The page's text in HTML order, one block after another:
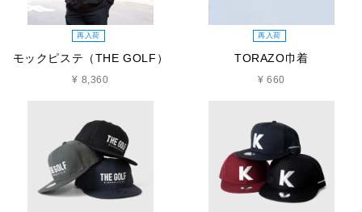
再入荷
モックピステ（THE GOLF）
¥ 8,360
再入荷
TORAZO巾着
¥ 660